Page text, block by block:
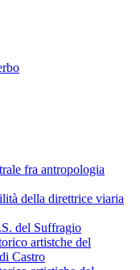
fra antropologia
della direttrice viaria
del Suffragio
artistche del
Castro